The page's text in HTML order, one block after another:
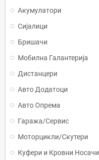
Акумулатори
Сијалици
Бришачи
Мобилна Галантерија
Дистанцери
Авто Додатоци
Авто Опрема
Гаража/Сервис
Моторцикли/Скутери
Куфери и Кровни Носачи